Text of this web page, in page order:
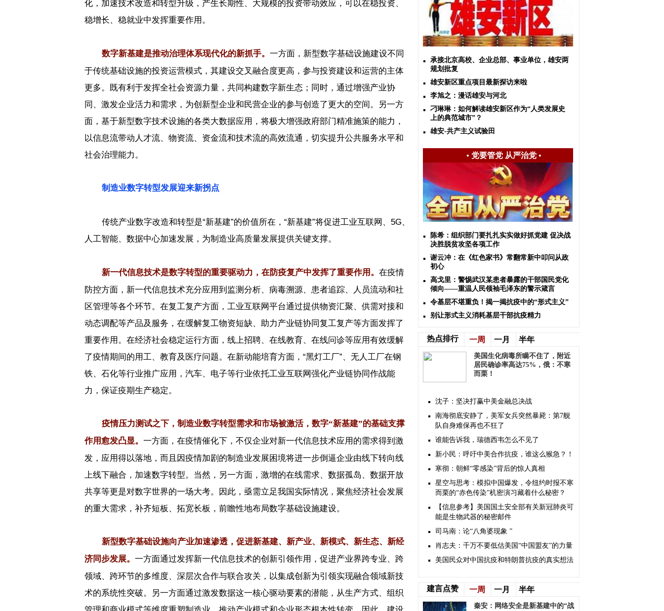
化，加速技术改造和转型升级，产生长期性、大规模的投资带动效应，可以在稳投资、
稳增长、稳就业中发挥重要作用。
数字新基建是推动治理体系现代化的新抓手。 一方面，新型数字基础设施建设不同
于传统基础设施的投资运营模式，其建设交叉融合度更高，参与投资建设和运营的主体
更多。既有利于发挥全社会资源力量，共同构建数字新生态；同时，通过增强产业协
同、激发企业活力和需求，为创新型企业和民营企业的参与创造了更大的空间。另一方
面，基于新型数字技术设施的各类大数据应用，将极大增强政府部门精准施策的能力，
以信息流带动人才流、物资流、资金流和技术流的高效流通，切实提升公共服务水平和
社会治理能力。
制造业数字转型发展迎来新拐点
传统产业数字改造和转型是“新基建”的价值所在， “新基建”将促进工业互联网、 5G、
人工智能、数据中心加速发展，为制造业高质量发展提供关键支撑。
新一代信息技术是数字转型的重要驱动力，在防疫复产中发挥了重要作用。 在疫情
防控方面，新一代信息技术充分应用到监测分析、病毒溯源、患者追踪、人员流动和社
区管理等各个环节。在复工复产方面，工业互联网平台通过提供物资汇聚、供需对接和
动态调配等产品及服务，在缓解复工物资短缺、助力产业链协同复工复产等方面发挥了
重要作用。在经济社会稳定运行方面，线上招聘、在线教育、在线问诊等应用有效缓解
了疫情期间的用工、教育及医疗问题。在新动能培育方面， “黑灯工厂”、无人工厂在钢
铁、石化等行业推广应用，汽车、电子等行业依托工业互联网强化产业链协同作战能
力，保证疫期生产稳定。
疫情压力测试之下，制造业数字转型需求和市场被激活，数字“新基建”的基础支撑
作用愈发凸显。 一方面，在疫情催化下，不仅企业对新一代信息技术应用的需求得到激
发，应用得以落地，而且因疫情加剧的制造业发展困境将进一步倒逼企业由线下转向线
上线下融合，加速数字转型。当然，另一方面，激增的在线需求、数据孤岛、数据开放
共享等更是对数字世界的一场大考。因此，亟需立足我国实际情况，聚焦经济社会发展
的重大需求，补齐短板、拓宽长板，前瞻性地布局数字基础设施建设。
新型数字基础设施向产业加速渗透，促进新基建、新产业、新模式、新生态、新经
济同步发展。 一方面通过发挥新一代信息技术的创新引领作用，促进产业界跨专业、跨
领域、跨环节的多维度、深层次合作与联合攻关，以集成创新为引领实现融合领域新技
术的系统性突破。另一方面通过激发数据这一核心驱动要素的潜能，从生产方式、组织
承接北京高校、企业总部、事业单位，雄安两
规划批复
雄安新区重点项目最新探访来啦
李旭之：漫话雄安与河北
刁琳琳：如何解读雄安新区作为“人类发展史
上的典范城市”？
雄安-共产主义试验田
• 党要管党 从严治党•
陈希：组织部门要扎扎实实做好抓党建 促决战
决胜脱贫攻坚各项工作
谢云冲：在《红色家书》常翻常新中叩问从政
初心
高戈里：警惕武汉某患者暴露的干部国民党化
倾向——重温人民领袖毛泽东的警示箴言
令基层不堪重负！揭一揭抗疫中的“形式主义”
别让形式主义消耗基层干部抗疫精力
热点排行 一周 一月 半年
美国生化病毒所瞒不住了，附近
居民确诊率高达75%，俄：不寒
而栗！
沈子：坚决打赢中美金融总决战
南海彻底安静了，美军女兵突然暴毙：第7舰
队自身难保再也不狂了
谁能告诉我，瑞德西韦怎么不见了
新小民：呼吁中美合作抗疫，谁这么猴急？！
寒彻：朝鲜“零感染”背后的惊人真相
星空与思考：模拟中国爆发，令纽约时报不寒
而栗的“赤色传染”机密演习藏着什么秘密？
【信息参考】美国国土安全部有关新冠肺炎可
能是生物武器的秘密邮件
司马南：论“八角婆现象 ”
肖志夫：千万不要低估美国“中国盟友”的力量
美国民众对中国抗疫和特朗普抗疫的真实想法
建言点赞 一周 一月 半年
秦安：网络安全是新基建中的“战